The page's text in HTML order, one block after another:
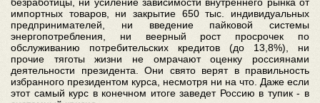
импортных товаров, ни закрытие 650 тыс. индивидуальных
предпринимателей, ни введение пайковой системы
энергопотребления, ни веерный рост просрочек по
обслуживанию потребительских кредитов (до 13,8%), ни
прочие тяготы жизни не омрачают оценку россиянами
деятельности президента. Они свято верят в правильность
избранного президентом курса, несмотря ни на что. Даже если
этот самый курс в конечном итоге заведет Россию в тупик - в